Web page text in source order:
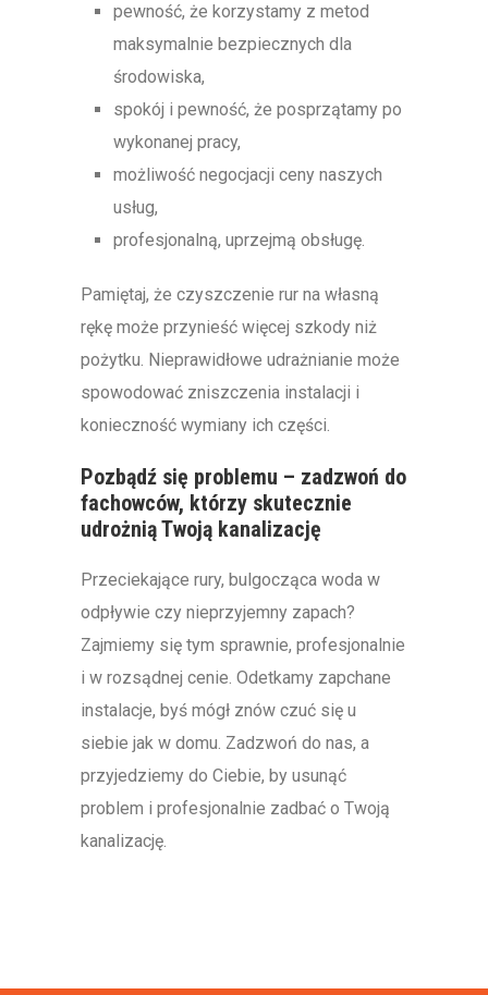
pewność, że korzystamy z metod
maksymalnie bezpiecznych dla
środowiska,
spokój i pewność, że posprzątamy po
wykonanej pracy,
możliwość negocjacji ceny naszych
usług,
profesjonalną, uprzejmą obsługę.
Pamiętaj, że czyszczenie rur na własną
rękę może przynieść więcej szkody niż
pożytku. Nieprawidłowe udrażnianie może
spowodować zniszczenia instalacji i
konieczność wymiany ich części.
Pozbądź się problemu – zadzwoń do
fachowców, którzy skutecznie
udrożnią Twoją kanalizację
Przeciekające rury, bulgocząca woda w
odpływie czy nieprzyjemny zapach?
Zajmiemy się tym sprawnie, profesjonalnie
i w rozsądnej cenie. Odetkamy zapchane
instalacje, byś mógł znów czuć się u
siebie jak w domu. Zadzwoń do nas, a
przyjedziemy do Ciebie, by usunąć
problem i profesjonalnie zadbać o Twoją
kanalizację.